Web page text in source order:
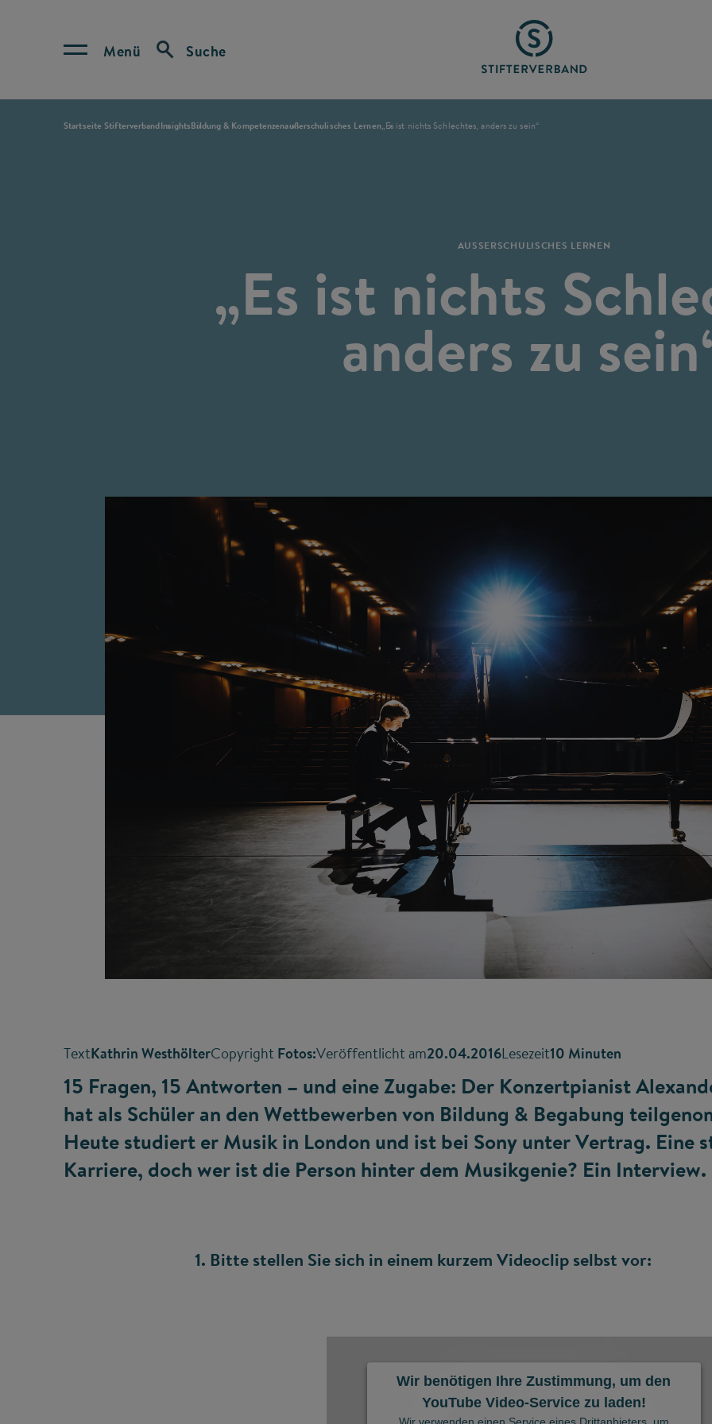
Menü Suche
Startseite StifterverbandInsightsBildung & Kompetenzenaußerschulisches Lernen„Es ist nichts Schlechtes, anders zu sein“
AUSSERSCHULISCHES LERNEN
„Es ist nichts
anders zu
TextKathrin WesthölterCopyright Fotos:Veröffentlicht am20.04.2016Lesezeit10 Minuten
15 Fragen, 15 Antworten – und eine Zugabe: Der Konzertpianist
hat als Schüler an den Wettbewerben von Bildung & Begabung
Heute studiert er Musik in London und ist bei Sony unter Vertrag. Eine
Karriere, doch wer ist die Person hinter dem Musikgenie? Ein Interview.
1. Bitte stellen Sie sich in einem kurzem Videoclip selbst vor:
Wir benötigen Ihre Zustimmung, um den
YouTube Video-Service zu laden!
Wir verwenden einen Service eines Drittanbieters, um